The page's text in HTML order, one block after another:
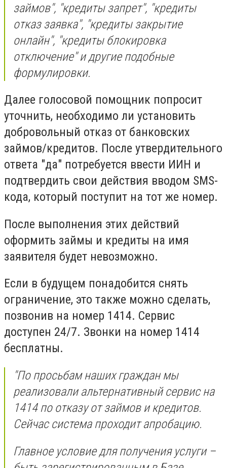
займов", "кредиты запрет", "кредиты
отказ заявка", "кредиты закрытие
онлайн", "кредиты блокировка
отключение" и другие подобные
формулировки.
Далее голосовой помощник попросит
уточнить, необходимо ли установить
добровольный отказ от банковских
займов/кредитов. После утвердительного
ответа "да" потребуется ввести ИИН и
подтвердить свои действия вводом SMS-
кода, который поступит на тот же номер.
После выполнения этих действий
оформить займы и кредиты на имя
заявителя будет невозможно.
Если в будущем понадобится снять
ограничение, это также можно сделать,
позвонив на номер 1414. Сервис
доступен 24/7. Звонки на номер 1414
бесплатны.
"По просьбам наших граждан мы
реализовали альтернативный сервис на
1414 по отказу от займов и кредитов.
Сейчас система проходит апробацию.
Главное условие для получения услуги –